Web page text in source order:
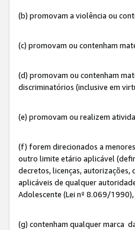
(b) promovam a violência ou
(c) promovam ou contenham
(d) promovam ou contenham
discriminatórios (inclusive em
(e) promovam ou realizem
(f) forem direcionados a
outro limite etário aplicável
decretos, licenças,
aplicáveis de qualquer
Adolescente (Lei nº 8.069/
(g) contenham qualquer marca